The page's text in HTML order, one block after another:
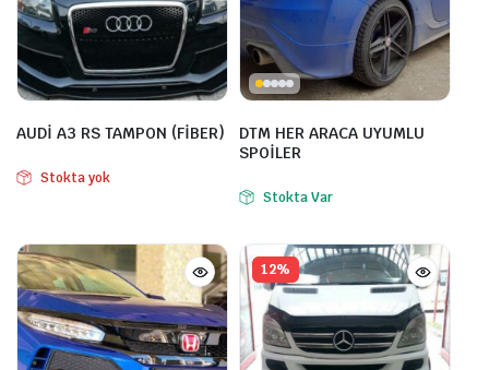
AUDİ A3 RS TAMPON (FİBER)
Stokta yok
DTM HER ARACA UYUMLU
SPOİLER
Stokta Var
12%